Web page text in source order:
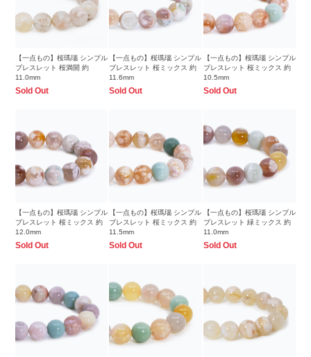
【一点もの】桜瑪瑙 シンプル
ブレスレット 桜満開 約
11.0mm
Sold Out
【一点もの】桜瑪瑙 シンプル
ブレスレット 桜ミックス 約
11.6mm
Sold Out
【一点もの】桜瑪瑙 シンプル
ブレスレット 桜ミックス 約
10.5mm
Sold Out
【一点もの】桜瑪瑙 シンプル
ブレスレット 桜ミックス 約
12.0mm
Sold Out
【一点もの】桜瑪瑙 シンプル
ブレスレット 桜ミックス 約
11.5mm
Sold Out
【一点もの】桜瑪瑙 シンプル
ブレスレット 緑ミックス 約
11.0mm
Sold Out